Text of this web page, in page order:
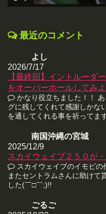
最近のコメント
よし
2026/7/17
【最終回】イントルーダ
をオーバーホールしてみよ
かなり役立ちました！！
グに残してくれて感謝しかな
を通してくれる事を祈ってま
南国沖縄の宮城
2025/12/9
スカイウェイブ２５０が・
スカイウェイブのイモビ
またセントラムさんに助けて
した(￣□￣;)!!
ごるご